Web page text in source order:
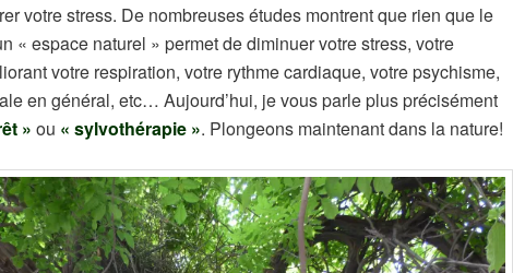
votre stress. De nombreuses études montrent que rien que le
« espace naturel » permet de diminuer votre stress, votre
votre respiration, votre rythme cardiaque, votre psychisme,
en général, etc… Aujourd’hui, je vous parle plus précisément
» ou « sylvothérapie ». Plongeons maintenant dans la nature!